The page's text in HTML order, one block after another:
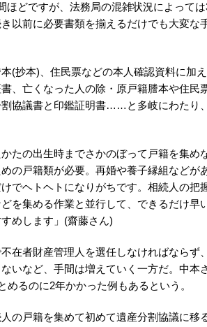
ほどですが、法務局の混雑状況によって
以前に必要書類を揃えるだけでも大変な
(抄本)、住民票などの本人確認資料に加
、亡くなった人の除・原戸籍謄本や住民
協議書と印鑑証明書……と多岐にわたり
たの出生時までさかのぼって戸籍を集め
の戸籍類が必要。再婚や養子縁組などが
でヘトヘトになりがちです。相続人の把
を集める作業と並行して、できるだけ早
めします」(齋藤さん)
在者財産管理人を選任しなければならず
いなど、手間は増えていく一方だ。中本
るのに2年かかった例もあるという。
の戸籍を集めて初めて遺産分割協議に移